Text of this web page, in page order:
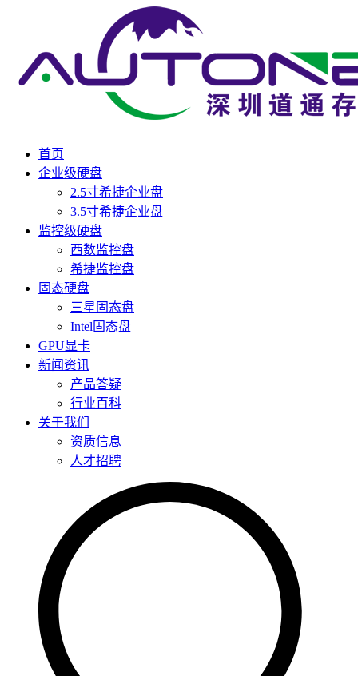
首页
企业级硬盘
2.5寸希捷企业盘
3.5寸希捷企业盘
监控级硬盘
西数监控盘
希捷监控盘
固态硬盘
三星固态盘
Intel固态盘
GPU显卡
新闻资讯
产品答疑
行业百科
关于我们
资质信息
人才招聘